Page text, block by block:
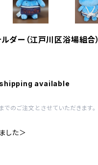
ダー（江戸川区浴場組合）
available
でのご注文とさせていただきます。
した＞